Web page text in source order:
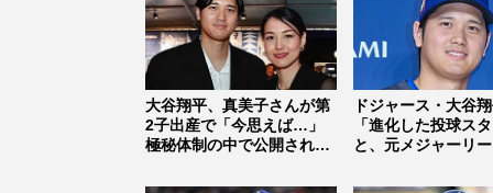
大谷翔平、真美子さんが第
2子出産で「今思えば…」
極秘体制の中で公開されて
ドジャース・大谷
「進化した投球ス
と、元メジャーリ